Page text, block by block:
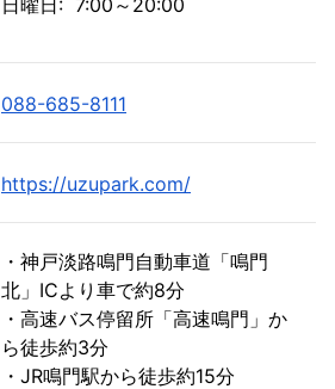
088-685-8111
https://uzupark.com/
・神戸淡路鳴門自動車道「鳴門
北」ICより車で約8分
・高速バス停留所「高速鳴門」か
ら徒歩約3分
・JR鳴門駅から徒歩約15分